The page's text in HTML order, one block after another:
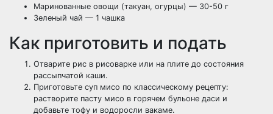
Маринованные овощи (такуан, огурцы) — 30-50 г
Зеленый чай — 1 чашка
Как приготовить и подать
Отварите рис в рисоварке или на плите до состояния
рассыпчатой каши.
Приготовьте суп мисо по классическому рецепту:
растворите пасту мисо в горячем бульоне даси и
добавьте тофу и водоросли вакаме.